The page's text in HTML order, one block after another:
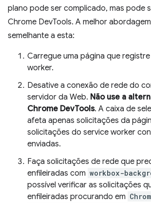
plano pode ser complicado, mas pode
Chrome DevTools. A melhor
semelhante a esta:
Carregue uma página que
worker.
Desative a conexão de rede do
servidor da Web. Não use a
Chrome DevTools. A caixa de
afeta apenas solicitações da
solicitações do service worker
enviadas.
Faça solicitações de rede que
enfileiradas com workbox-
possível verificar as solicitações
enfileiradas procurando em